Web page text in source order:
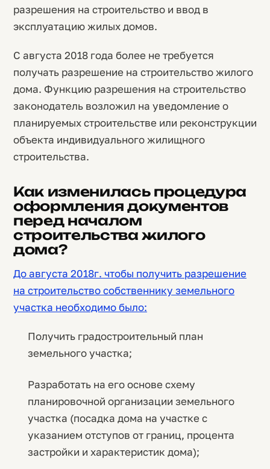
разрешения на строительство и ввод в
эксплуатацию жилых домов.
С августа 2018 года более не требуется
получать разрешение на строительство жилого
дома. Функцию разрешения на строительство
законодатель возложил на уведомление о
планируемых строительстве или реконструкции
объекта индивидуального жилищного
строительства.
Как изменилась процедура
оформления документов
перед началом
строительства жилого
дома?
До августа 2018г. чтобы получить разрешение
на строительство собственнику земельного
участка необходимо было:
Получить градостроительный план
земельного участка;
Разработать на его основе схему
планировочной организации земельного
участка (посадка дома на участке с
указанием отступов от границ, процента
застройки и характеристик дома);